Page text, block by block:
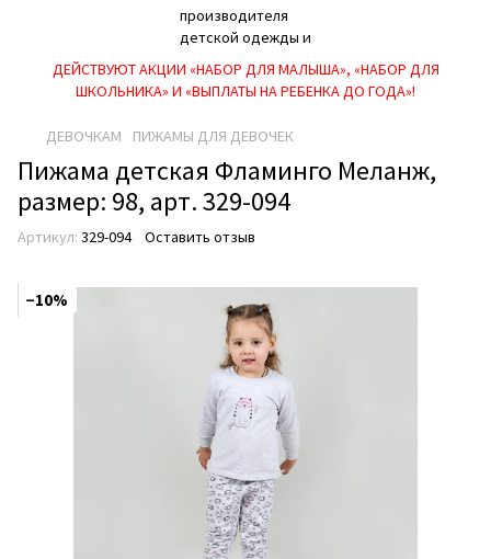
ДЕЙСТВУЮТ АКЦИИ «НАБОР ДЛЯ МАЛЫША», «НАБОР ДЛЯ
ШКОЛЬНИКА» И «ВЫПЛАТЫ НА РЕБEНКА ДО ГОДА»!
ДЕВОЧКАМ ПИЖАМЫ ДЛЯ ДЕВОЧЕК
Пижама детская Фламинго Меланж,
размер: 98, арт. 329-094
Артикул: 329-094 Оставить отзыв
−10%